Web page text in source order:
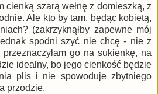
cienką szarą wełnę z domieszką, z
Ale kto by tam, będąc kobietą,
(zakrzyknąłby zapewne mój
spodni szyć nie chcę - nie z
go na sukienkę, na
idealny, bo jego cienkość będzie
plis i nie spowoduje zbytniego
przodzie.